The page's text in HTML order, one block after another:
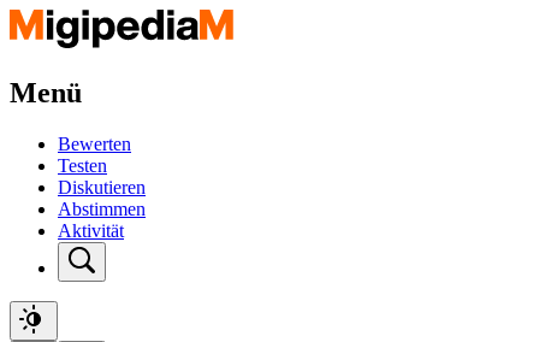
Menü
Bewerten
Testen
Diskutieren
Abstimmen
Aktivität